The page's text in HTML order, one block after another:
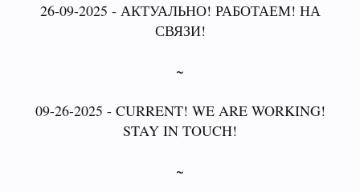
26-09-2025 - АКТУАЛЬНО! РАБОТАЕМ! НА
СВЯЗИ!
~
09-26-2025 - CURRENT! WE ARE WORKING!
STAY IN TOUCH!
~